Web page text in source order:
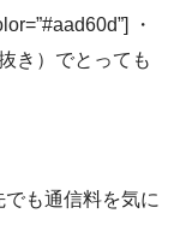
・
抜き）でとっても
でも通信料を気に